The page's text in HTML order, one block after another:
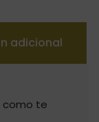
adicional
como te